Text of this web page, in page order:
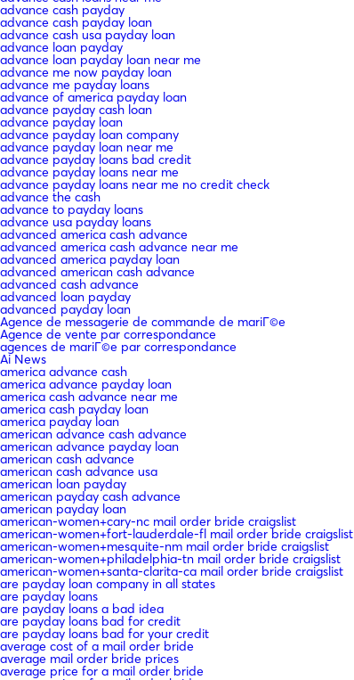
advance cash payday
advance cash payday loan
advance cash usa payday loan
advance loan payday
advance loan payday loan near me
advance me now payday loan
advance me payday loans
advance of america payday loan
advance payday cash loan
advance payday loan
advance payday loan company
advance payday loan near me
advance payday loans bad credit
advance payday loans near me
advance payday loans near me no credit check
advance the cash
advance to payday loans
advance usa payday loans
advanced america cash advance
advanced america cash advance near me
advanced america payday loan
advanced american cash advance
advanced cash advance
advanced loan payday
advanced payday loan
Agence de messagerie de commande de mariГ©e
Agence de vente par correspondance
agences de mariГ©e par correspondance
Ai News
america advance cash
america advance payday loan
america cash advance near me
america cash payday loan
america payday loan
american advance cash advance
american advance payday loan
american cash advance
american cash advance usa
american loan payday
american payday cash advance
american payday loan
american-women+cary-nc mail order bride craigslist
american-women+fort-lauderdale-fl mail order bride craigslist
american-women+mesquite-nm mail order bride craigslist
american-women+philadelphia-tn mail order bride craigslist
american-women+santa-clarita-ca mail order bride craigslist
are payday loan company in all states
are payday loans
are payday loans a bad idea
are payday loans bad for credit
are payday loans bad for your credit
average cost of a mail order bride
average mail order bride prices
average price for a mail order bride